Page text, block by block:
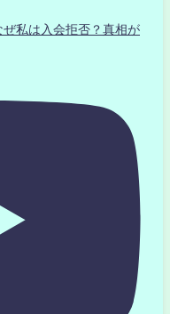
私は入会拒否？真相が